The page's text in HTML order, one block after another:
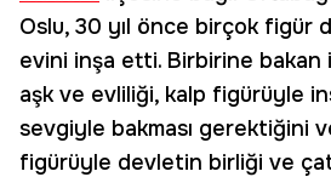
Oslu, 30 yıl önce birçok figür
evini inşa etti. Birbirine bakan
aşk ve evliliği, kalp figürüyle
sevgiyle bakması gerektiğini
figürüyle devletin birliği ve